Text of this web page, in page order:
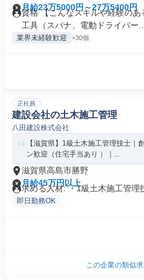
月給23万5000円～27万5400円
資格 【こんなスキルや経験の
工具（スパナ、電動ドライバー...
業界未経験歓迎 +30個
正社員
建設会社の土木施工管理
八田建設株式会社
【滋賀県】1級土木施工管理技士｜
ン歓迎（住宅手当あり ）｜...
滋賀県高島市勝野
月給45万円以上
求める人材: ・1級土木施工管理
即日勤務OK
この企業の類似